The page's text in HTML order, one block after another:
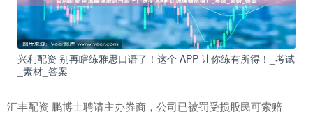
兴利配资 别再瞎练雅思口语了！这个 APP 让你练有所得！_考试
_素材_答案
汇丰配资 鹏博士聘请主办券商，公司已被罚受损股民可索赔